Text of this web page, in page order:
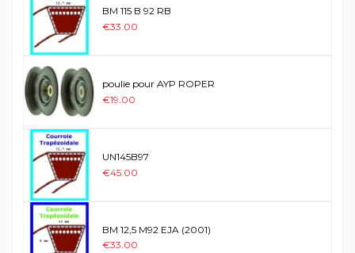
BM 115 B 92 RB
€33.00
poulie pour AYP ROPER
€19.00
UN145B97
€45.00
BM 12,5 M92 EJA (2001)
€33.00